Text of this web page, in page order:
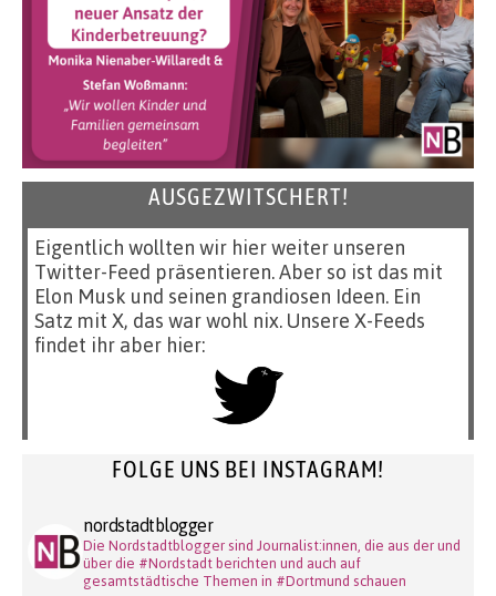
AUSGEZWITSCHERT!
Eigentlich wollten wir hier weiter unseren
Twitter-Feed präsentieren. Aber so ist das mit
Elon Musk und seinen grandiosen Ideen. Ein
Satz mit X, das war wohl nix. Unsere X-Feeds
findet ihr aber hier:
FOLGE UNS BEI INSTAGRAM!
nordstadtblogger
Die Nordstadtblogger sind Journalist:innen, die aus der und
über die #Nordstadt berichten und auch auf
gesamtstädtische Themen in #Dortmund schauen